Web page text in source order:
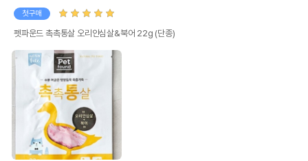
첫구매
펫파운드 촉촉통살 오리안심살&북어 22g (단종)